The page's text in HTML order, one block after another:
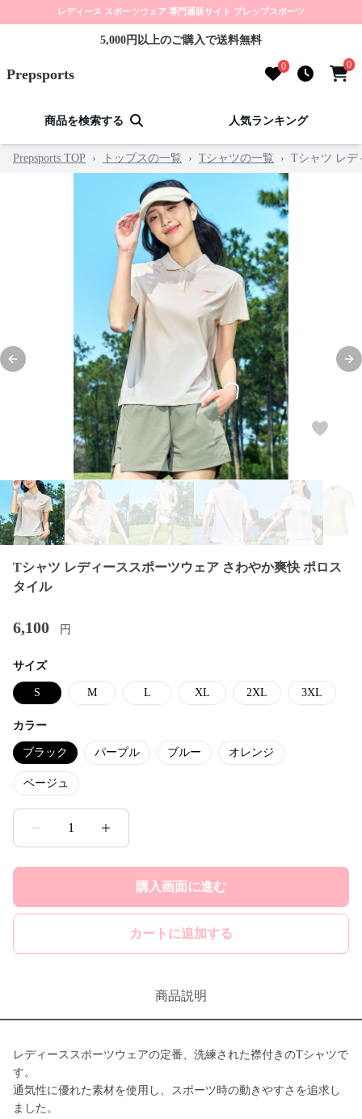
レディース スポーツウェア 専門通販サイト プレップスポーツ
5,000円以上のご購入で送料無料
Prepsports 0 0
商品を検索する 人気ランキング
Prepsports TOP › トップスの一覧 › Tシャツの一覧 › Tシャツ レデ
Previous slide
Tシャツ レディーススポーツウェア さわやか爽快 ポロス
タイル
6,100 円
サイズ
S M L XL 2XL 3XL
カラー
ブラック パープル ブルー オレンジ
ベージュ
1
購入画面に進む
カートに追加する
商品説明
レディーススポーツウェアの定番、洗練された襟付きのTシャツで
す。
通気性に優れた素材を使用し、スポーツ時の動きやすさを追求し
ました。